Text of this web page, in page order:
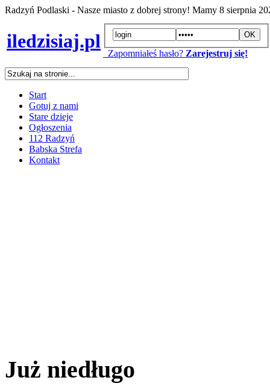
Radzyń Podlaski - Nasze miasto z dobrej strony! Mamy 8 sierpnia
iledzisiaj.pl
Zapomniałeś hasło? Zarejestruj się!
Start
Gotuj z nami
Stare dzieje
Ogłoszenia
112 Radzyń
Babska Strefa
Kontakt
Już niedługo